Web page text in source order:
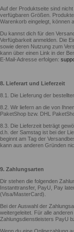
Auf der Produktseite sind
verfügbaren Größen.
Warenkorb eingelegt, können
Du kannst dich für den
Verfügbarkeit anmelden. Die
sowie deren Nutzung zum
kann über einen Link in der
E-Mail-Adresse erfolgen:
8. Lieferart und Lieferzeit
8.1. Die Lieferung der
8.2. Wir liefern an die von
PaketShop bzw. DHL
8.3. Die Lieferzeit beträgt
d.h. der Samstag ist bei der
beginnt am Tag der
kann aus anderen Gründen
9. Zahlungsarten
Dir stehen die folgenden
Instanttransfer, PayU, Pay
(Visa/MasterCard).
Bei der Auswahl der
weitergeleitet. Für alle
Zahlungsdienstleisters PayU